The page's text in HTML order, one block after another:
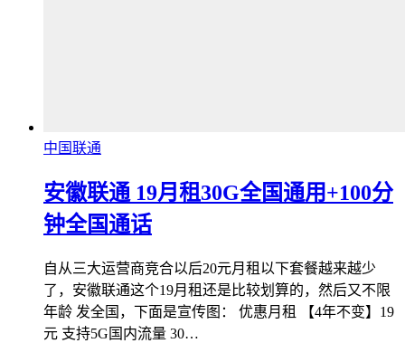
中国联通
安徽联通 19月租30G全国通用+100分
钟全国通话
自从三大运营商竞合以后20元月租以下套餐越来越少
了，安徽联通这个19月租还是比较划算的，然后又不限
年龄 发全国，下面是宣传图： 优惠月租 【4年不变】19
元 支持5G国内流量 30…